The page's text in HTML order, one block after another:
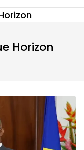
Horizon